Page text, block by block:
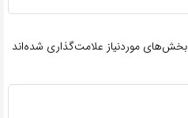
بخش‌های موردنیاز علامت‌گذاری شده‌اند